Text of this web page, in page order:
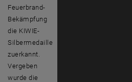
Feuerbrand-
Bekämpfung
die KIWIE-
Silbermedaille
zuerkannt.
Vergeben
wurde die